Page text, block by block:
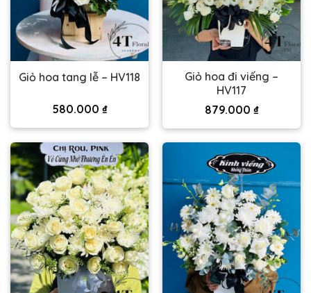
Giỏ hoa tang lễ – HV118
580.000 ₫
Giỏ hoa đi viếng –
HV117
879.000 ₫